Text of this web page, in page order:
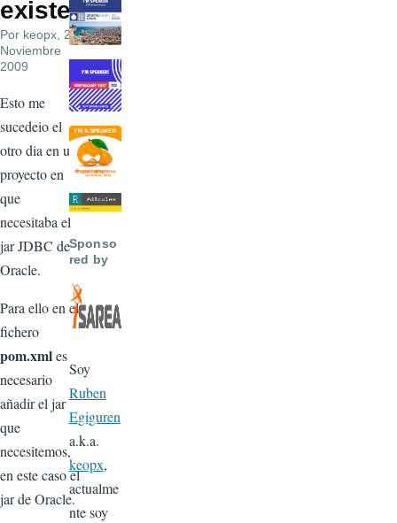
existe
Por keopx , 28
Noviembre
2009
Esto me
sucedeio el
otro dia en un
proyecto en
que
necesitaba el
jar JDBC de
Oracle.
Para ello en el
fichero
pom.xmles
necesario
añadir el jar
que
necesitemos,
en este caso el
jar de Oracle.
Sponso
red by
Soy
Ruben
Egiguren
a.k.a.
keopx,
actualme
nte soy